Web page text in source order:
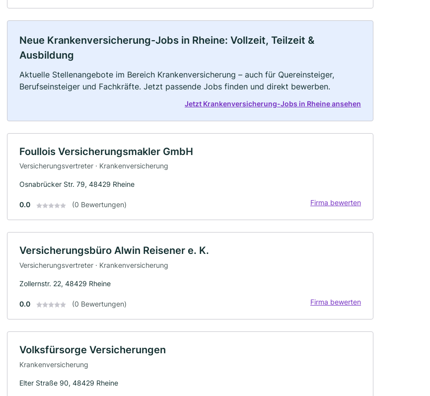
Neue Krankenversicherung-Jobs in Rheine: Vollzeit, Teilzeit &
Ausbildung
Aktuelle Stellenangebote im Bereich Krankenversicherung – auch für Quereinsteiger,
Berufseinsteiger und Fachkräfte. Jetzt passende Jobs finden und direkt bewerben.
Jetzt Krankenversicherung-Jobs in Rheine ansehen
Foullois Versicherungsmakler GmbH
Versicherungsvertreter · Krankenversicherung
Osnabrücker Str. 79, 48429 Rheine
0.0 (0 Bewertungen) Firma bewerten
Versicherungsbüro Alwin Reisener e. K.
Versicherungsvertreter · Krankenversicherung
Zollernstr. 22, 48429 Rheine
0.0 (0 Bewertungen) Firma bewerten
Volksfürsorge Versicherungen
Krankenversicherung
Elter Straße 90, 48429 Rheine